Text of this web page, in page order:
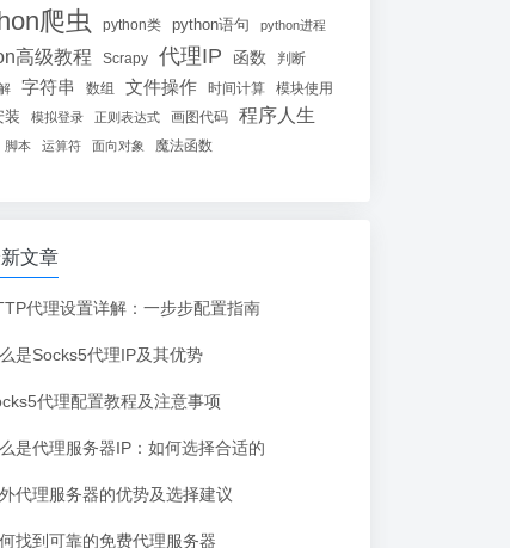
爬虫 python类 python语句 python进程
高级教程 Scrapy 代理IP 函数 判断
字符串 数组 文件操作 时间计算 模块使用
装 模拟登录 正则表达式 画图代码 程序人生
脚本 运算符 面向对象 魔法函数
文章
代理设置详解：一步步配置指南
是Socks5代理IP及其优势
代理配置教程及注意事项
是代理服务器IP：如何选择合适的
代理服务器的优势及选择建议
找到可靠的免费代理服务器